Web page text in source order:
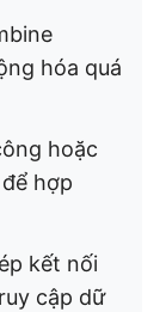
hóa quá
hoặc
hợp
kết nối
cập dữ